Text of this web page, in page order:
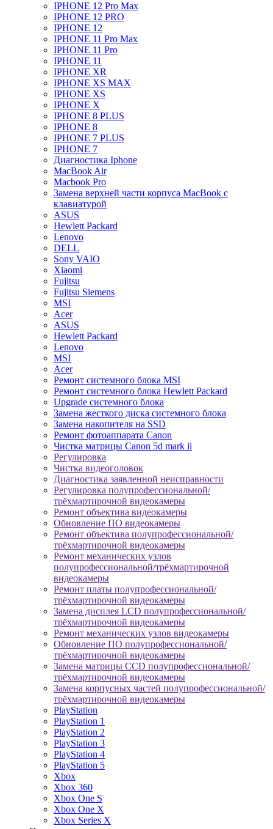
IPHONE 12 Pro Max
IPHONE 12 PRO
IPHONE 12
IPHONE 11 Pro Max
IPHONE 11 Pro
IPHONE 11
IPHONE XR
IPHONE XS MAX
IPHONE XS
IPHONE X
IPHONE 8 PLUS
IPHONE 8
IPHONE 7 PLUS
IPHONE 7
Диагностика Iphone
MacBook Air
Macbook Pro
Замена верхней части корпуса MacBook с
клавиатурой
ASUS
Hewlett Packard
Lenovo
DELL
Sony VAIO
Xiaomi
Fujitsu
Fujitsu Siemens
MSI
Acer
ASUS
Hewlett Packard
Lenovo
MSI
Acer
Ремонт системного блока MSI
Ремонт системного блока Hewlett Packard
Upgrade системного блока
Замена жесткого диска системного блока
Замена накопителя на SSD
Ремонт фотоаппарата Canon
Чистка матрицы Canon 5d mark ii
Регулировка
Чистка видеоголовок
Диагностика заявленной неисправности
Регулировка полупрофессиональной/
трёхмартирочной видеокамеры
Ремонт объектива видеокамеры
Обновление ПО видеокамеры
Ремонт объектива полупрофессиональной/
трёхмартирочной видеокамеры
Ремонт механических узлов
полупрофессиональной/трёхмартирочной
видеокамеры
Ремонт платы полупрофессиональной/
трёхмартирочной видеокамеры
Замена дисплея LCD полупрофессиональной/
трёхмартирочной видеокамеры
Ремонт механических узлов видеокамеры
Обновление ПО полупрофессиональной/
трёхмартирочной видеокамеры
Замена матрицы CCD полупрофессиональной/
трёхмартирочной видеокамеры
Замена корпусных частей полупрофессиональной/
трёхмартирочной видеокамеры
PlayStation
PlayStation 1
PlayStation 2
PlayStation 3
PlayStation 4
PlayStation 5
Xbox
Xbox 360
Xbox One S
Xbox One X
Xbox Series X